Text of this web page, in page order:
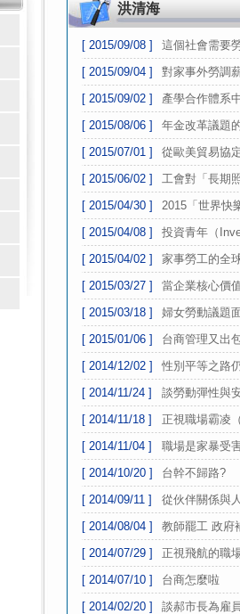
洪清海
[ 2015/09/08 ]
這個社會需要
[ 2015/09/04 ]
對家事外勞調
[ 2015/09/02 ]
產學合作體系
[ 2015/08/06 ]
年金改革議題
[ 2015/07/01 ]
從歐美貿易協
[ 2015/06/02 ]
工會對「長期
[ 2015/04/30 ]
2015「世界快
[ 2015/04/08 ]
投資青年（
[ 2015/04/02 ]
家事勞工的全
[ 2015/03/27 ]
當企業核心價
[ 2015/03/18 ]
婦女勞動議題
[ 2015/01/06 ]
台商管理又出
[ 2014/12/02 ]
性別平等之路
[ 2014/11/24 ]
談勞動彈性與
[ 2014/11/18 ]
正視職場霸凌
[ 2014/11/04 ]
職場是家暴受
[ 2014/10/20 ]
台幹不歸路?
[ 2014/09/11 ]
從伙伴關係與
[ 2014/08/04 ]
教師罷工 政府
[ 2014/07/29 ]
正視飛航的職
[ 2014/07/10 ]
台商怎麼啦
[ 2014/02/20 ]
談郝市長為雇